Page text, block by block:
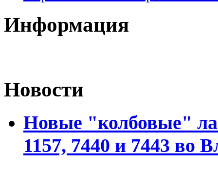
Информация
Новости
Новые "колбовые"
1157, 7440 и 7443 во